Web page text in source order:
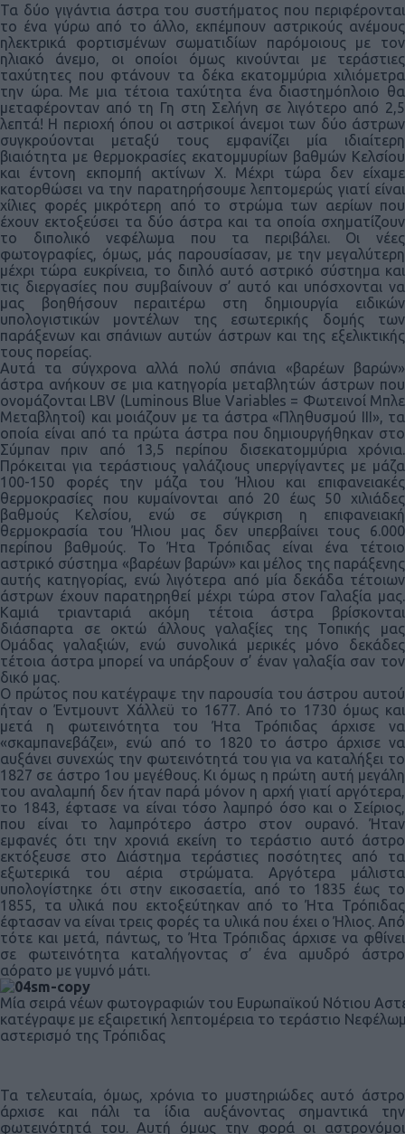
Τα δύο γιγάντια άστρα του συστήματος που περιφέρονται
το ένα γύρω από το άλλο, εκπέμπουν αστρικούς ανέμους
ηλεκτρικά φορτισμένων σωματιδίων παρόμοιους με τον
ηλιακό άνεμο, οι οποίοι όμως κινούνται με τεράστιες
ταχύτητες που φτάνουν τα δέκα εκατομμύρια χιλιόμετρα
την ώρα. Με μια τέτοια ταχύτητα ένα διαστημόπλοιο θα
μεταφέρονταν από τη Γη στη Σελήνη σε λιγότερο από 2,5
λεπτά! Η περιοχή όπου οι αστρικοί άνεμοι των δύο άστρων
συγκρούονται μεταξύ τους εμφανίζει μία ιδιαίτερη
βιαιότητα με θερμοκρασίες εκατομμυρίων βαθμών Κελσίου
και έντονη εκπομπή ακτίνων Χ. Μέχρι τώρα δεν είχαμε
κατορθώσει να την παρατηρήσουμε λεπτομερώς γιατί είναι
χίλιες φορές μικρότερη από το στρώμα των αερίων που
έχουν εκτοξεύσει τα δύο άστρα και τα οποία σχηματίζουν
το διπολικό νεφέλωμα που τα περιβάλει. Οι νέες
φωτογραφίες, όμως, μάς παρουσίασαν, με την μεγαλύτερη
μέχρι τώρα ευκρίνεια, το διπλό αυτό αστρικό σύστημα και
τις διεργασίες που συμβαίνουν σ’ αυτό και υπόσχονται να
μας βοηθήσουν περαιτέρω στη δημιουργία ειδικών
υπολογιστικών μοντέλων της εσωτερικής δομής των
παράξενων και σπάνιων αυτών άστρων και της εξελικτικής
τους πορείας.
Αυτά τα σύγχρονα αλλά πολύ σπάνια «βαρέων βαρών»
άστρα ανήκουν σε μια κατηγορία μεταβλητών άστρων που
ονομάζονται LBV (Luminous Blue Variables = Φωτεινοί Μπλε
Μεταβλητοί) και μοιάζουν με τα άστρα «Πληθυσμού ΙΙΙ», τα
οποία είναι από τα πρώτα άστρα που δημιουργήθηκαν στο
Σύμπαν πριν από 13,5 περίπου δισεκατομμύρια χρόνια.
Πρόκειται για τεράστιους γαλάζιους υπεργίγαντες με μάζα
100-150 φορές την μάζα του Ήλιου και επιφανειακές
θερμοκρασίες που κυμαίνονται από 20 έως 50 χιλιάδες
βαθμούς Κελσίου, ενώ σε σύγκριση η επιφανειακή
θερμοκρασία του Ήλιου μας δεν υπερβαίνει τους 6.000
περίπου βαθμούς. Το Ήτα Τρόπιδας είναι ένα τέτοιο
αστρικό σύστημα «βαρέων βαρών» και μέλος της παράξενης
αυτής κατηγορίας, ενώ λιγότερα από μία δεκάδα τέτοιων
άστρων έχουν παρατηρηθεί μέχρι τώρα στον Γαλαξία μας.
Καμιά τριανταριά ακόμη τέτοια άστρα βρίσκονται
διάσπαρτα σε οκτώ άλλους γαλαξίες της Τοπικής μας
Ομάδας γαλαξιών, ενώ συνολικά μερικές μόνο δεκάδες
τέτοια άστρα μπορεί να υπάρξουν σ’ έναν γαλαξία σαν τον
δικό μας.
Ο πρώτος που κατέγραψε την παρουσία του άστρου αυτού
ήταν ο Έντμουντ Χάλλεϋ το 1677. Από το 1730 όμως και
μετά η φωτεινότητα του Ήτα Τρόπιδας άρχισε να
«σκαμπανεβάζει», ενώ από το 1820 το άστρο άρχισε να
αυξάνει συνεχώς την φωτεινότητά του για να καταλήξει το
1827 σε άστρο 1ου μεγέθους. Κι όμως η πρώτη αυτή μεγάλη
του αναλαμπή δεν ήταν παρά μόνον η αρχή γιατί αργότερα,
το 1843, έφτασε να είναι τόσο λαμπρό όσο και ο Σείριος,
που είναι το λαμπρότερο άστρο στον ουρανό. Ήταν
εμφανές ότι την χρονιά εκείνη το τεράστιο αυτό άστρο
εκτόξευσε στο Διάστημα τεράστιες ποσότητες από τα
εξωτερικά του αέρια στρώματα. Αργότερα μάλιστα
υπολογίστηκε ότι στην εικοσαετία, από το 1835 έως το
1855, τα υλικά που εκτοξεύτηκαν από το Ήτα Τρόπιδας
έφτασαν να είναι τρεις φορές τα υλικά που έχει ο Ήλιος. Από
τότε και μετά, πάντως, το Ήτα Τρόπιδας άρχισε να φθίνει
σε φωτεινότητα καταλήγοντας σ’ ένα αμυδρό άστρο
αόρατο με γυμνό μάτι.
Μία σειρά νέων φωτογραφιών του Ευρωπαϊκού Νότιου
κατέγραψε με εξαιρετική λεπτομέρεια το τεράστιο
αστερισμό της Τρόπιδας
Τα τελευταία, όμως, χρόνια το μυστηριώδες αυτό άστρο
άρχισε και πάλι τα ίδια αυξάνοντας σημαντικά την
φωτεινότητά του. Αυτή όμως την φορά οι αστρονόμοι